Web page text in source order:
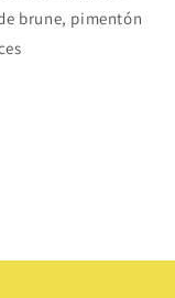
brune, pimentón